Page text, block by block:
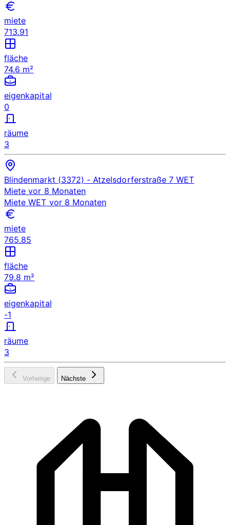
miete
713.91
fläche
74.6 m²
eigenkapital
0
räume
3
Blindenmarkt (3372) - Atzelsdorferstraße 7 WET
Miete vor 8 Monaten
Miete WET vor 8 Monaten
miete
765.85
fläche
79.8 m²
eigenkapital
-1
räume
3
Vorherige Nächste